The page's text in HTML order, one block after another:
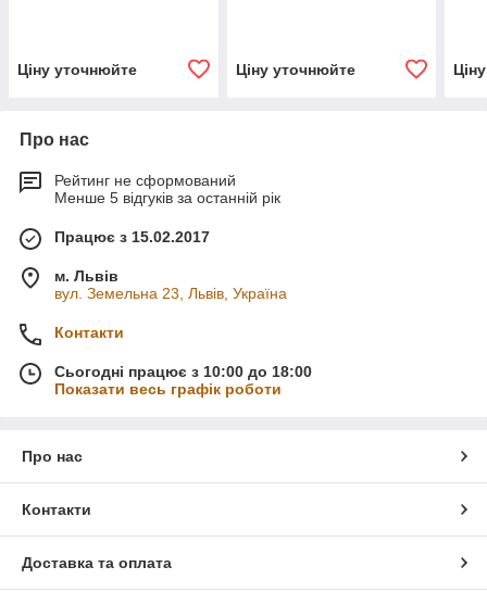
Ціну уточнюйте Ціну уточнюйте
Про нас
Рейтинг не сформований
Менше 5 відгуків за останній рік
Працює з 15.02.2017
м. Львів
вул. Земельна 23, Львів, Україна
Контакти
Сьогодні працює з 10:00 до 18:00
Показати весь графік роботи
Про нас
Контакти
Доставка та оплата